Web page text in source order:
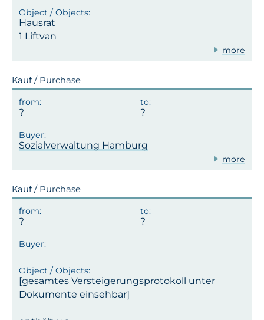
Hausrat
1 Liftvan
more
Kauf / Purchase
Sozialverwaltung Hamburg
more
Kauf / Purchase
[gesamtes Versteigerungsprotokoll unter
Dokumente einsehbar]